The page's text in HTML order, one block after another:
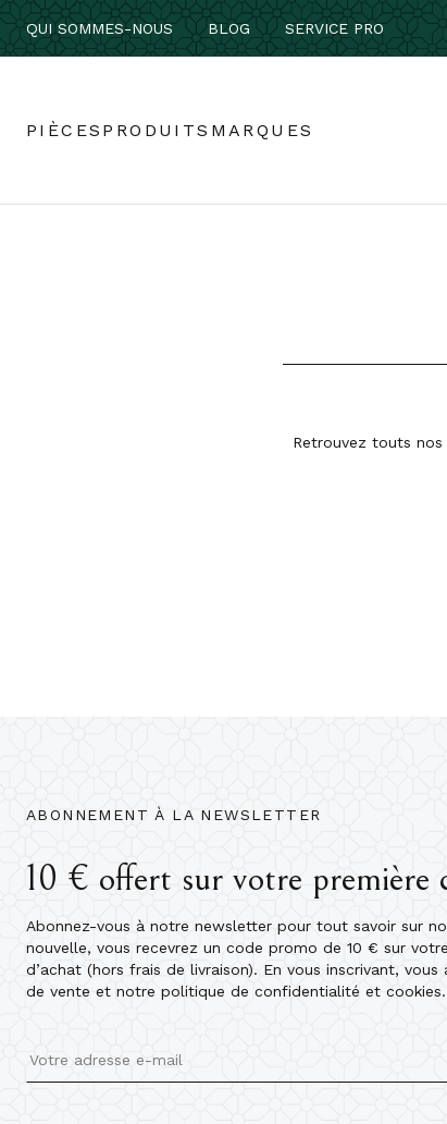
QUI SOMMES-NOUS BLOG SERVICE PRO
PIÈCES PRODUITS MARQUES
Retrouvez touts
ABONNEMENT À LA NEWSLETTER
10 € offert sur votre première
Abonnez-vous à notre newsletter pour tout savoir sur
nouvelle, vous recevrez un code promo de 10 € sur
d’achat (hors frais de livraison). En vous inscrivant,
de vente et notre politique de confidentialité et cookies.